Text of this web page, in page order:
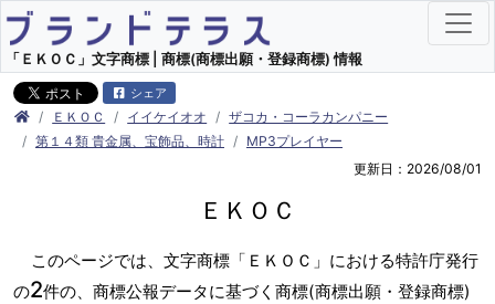
「ＥＫＯＣ」文字商標 | 商標(商標出願・登録商標) 情報
シェア
ＥＫＯＣ イイケイオオ
ザコカ・コーラカンパニー
第１４類 貴金属、宝飾品、時計
MP3プレイヤー
更新日：2026/08/01
ＥＫＯＣ
このページでは、文字商標「ＥＫＯＣ」における特許庁発行
の2件の、商標公報データに基づく商標(商標出願・登録商標)